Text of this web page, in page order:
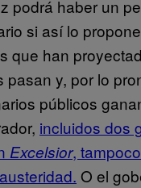
podrá haber un
si así lo
que han
pasan y, por lo
públicos
incluidos dos
Excelsior,
O el